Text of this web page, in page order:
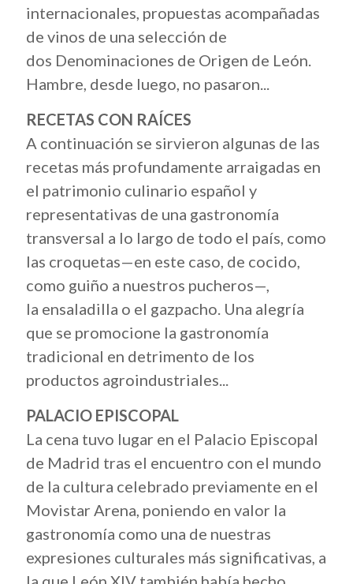
internacionales, propuestas acompañadas
de vinos de una selección de
dos Denominaciones de Origen de León.
Hambre, desde luego, no pasaron...
RECETAS CON RAÍCES
A continuación se sirvieron algunas de las
recetas más profundamente arraigadas en
el patrimonio culinario español y
representativas de una gastronomía
transversal a lo largo de todo el país, como
las croquetas—en este caso, de cocido,
como guiño a nuestros pucheros—,
la ensaladilla o el gazpacho. Una alegría
que se promocione la gastronomía
tradicional en detrimento de los
productos agroindustriales...
PALACIO EPISCOPAL
La cena tuvo lugar en el Palacio Episcopal
de Madrid tras el encuentro con el mundo
de la cultura celebrado previamente en el
Movistar Arena, poniendo en valor la
gastronomía como una de nuestras
expresiones culturales más significativas, a